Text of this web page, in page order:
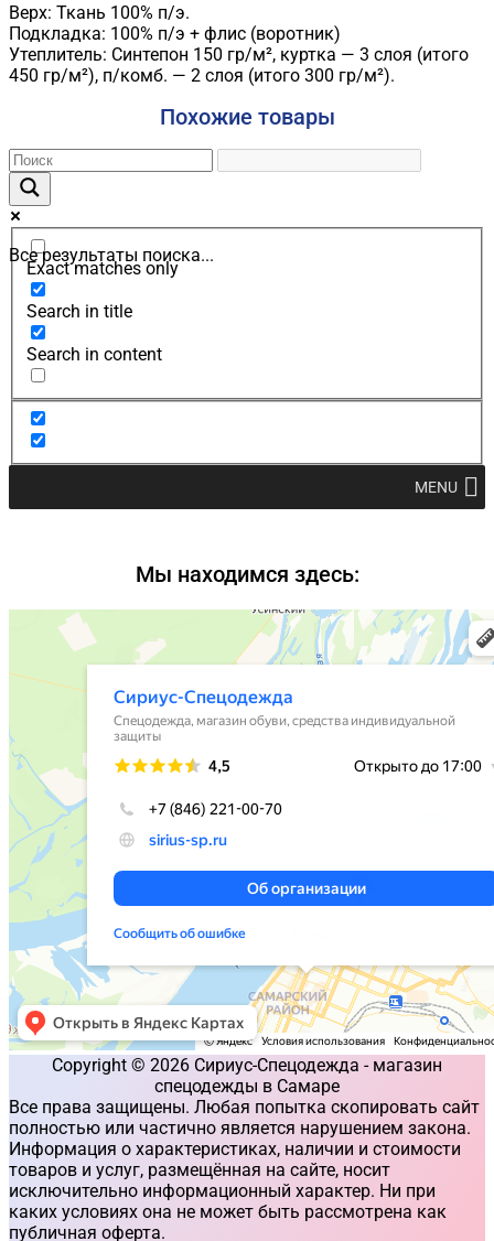
Верх: Ткань 100% п/э.
Подкладка: 100% п/э + флис (воротник)
Утеплитель: Синтепон 150 гр/м², куртка — 3 слоя (итого
450 гр/м²), п/комб. — 2 слоя (итого 300 гр/м²).
Похожие товары
Все результаты поиска...
Exact matches only
Search in title
Search in content
MENU
Мы находимся здесь:
Copyright © 2026 Сириус-Спецодежда - магазин
спецодежды в Самаре
Все права защищены. Любая попытка скопировать сайт
полностью или частично является нарушением закона.
Информация о характеристиках, наличии и стоимости
товаров и услуг, размещённая на сайте, носит
исключительно информационный характер. Ни при
каких условиях она не может быть рассмотрена как
публичная оферта.